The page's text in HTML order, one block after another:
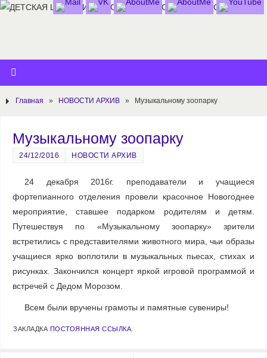
Главная » НОВОСТИ АРХИВ » Музыкальному зоопарку
Музыкальному зоопарку
24/12/2016 НОВОСТИ АРХИВ
24 декабря 2016г. преподаватели и учащиеся
фортепианного отделения провели красочное Новогоднее
мероприятие, ставшее подарком родителям и детям.
Путешествуя по «Музыкальному зоопарку» зрители
встретились с представителями животного мира, чьи образы
учащиеся ярко воплотили в музыкальных пьесах, стихах и
рисунках. Закончился концерт яркой игровой программой и
встречей с Дедом Морозом.
Всем были вручены грамоты и памятные сувениры!
ЗАКЛАДКА ПОСТОЯННАЯ ССЫЛКА